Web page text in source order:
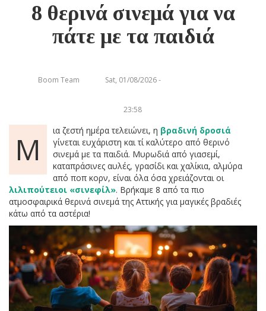
8 θερινά σινεμά για να
πάτε με τα παιδιά
Boom Team Sat, 01/08/2026 -
23:58
Μ ια ζεστή ημέρα τελειώνει, η βραδινή δροσιά
γίνεται ευχάριστη και τί καλύτερο από θερινό
σινεμά με τα παιδιά. Μυρωδιά από γιασεμί,
καταπράσινες αυλές, γρασίδι και χαλίκια, αλμύρα
από ποπ κορν, είναι όλα όσα χρειάζονται οι
λιλιπούτειοι «σινεφίλ». Βρήκαμε 8 από τα πιο
ατμοσφαιρικά θερινά σινεμά της Αττικής για μαγικές βραδιές
κάτω από τα αστέρια!